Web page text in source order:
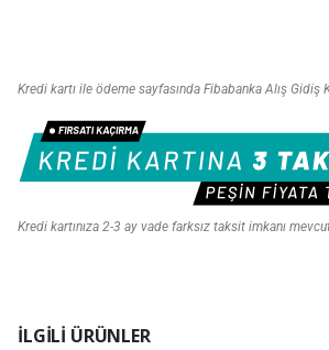
Kredi kartı ile ödeme sayfasında Fibabanka Alış
Kredi kartınıza 2-3 ay vade farksız taksit imkanı
İLGILI ÜRÜNLER